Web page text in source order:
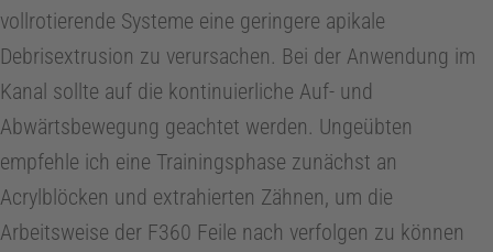
vollrotierende Systeme eine geringere apikale
Debrisextrusion zu verursachen. Bei der Anwendung im
Kanal sollte auf die kontinuierliche Auf- und
Abwärtsbewegung geachtet werden. Ungeübten
empfehle ich eine Trainingsphase zunächst an
Acrylblöcken und extrahierten Zähnen, um die
Arbeitsweise der F360 Feile nach verfolgen zu können